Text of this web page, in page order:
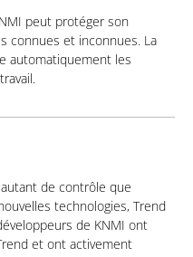
peut protéger son
connues et inconnues. La
automatiquement les
de contrôle que
technologies, Trend
de KNMI ont
et ont activement